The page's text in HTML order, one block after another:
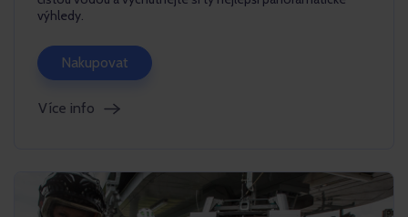
výhledy.
Nakupovat
Více info